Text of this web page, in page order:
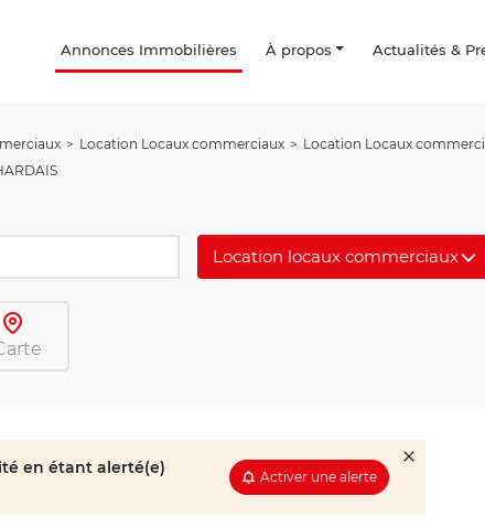
Annonces Immobilières À propos Actualités &
Location Locaux commerciaux Location Locaux
Location locaux commerciaux
en étant alerté(e)
Activer une alerte